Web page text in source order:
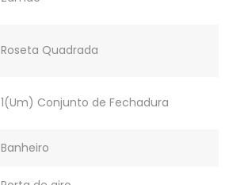
Roseta Quadrada
1(Um) Conjunto de Fechadura
Banheiro